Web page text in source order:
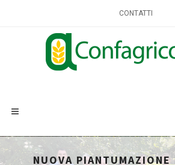
CONTATTI
NUOVA PIANTUMAZIONE